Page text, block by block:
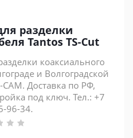
разделки
Tantos TS-Cut
коаксиального
и Волгоградской
CAM. Доставка по РФ,
под ключ. Тел.: +7
96-34.